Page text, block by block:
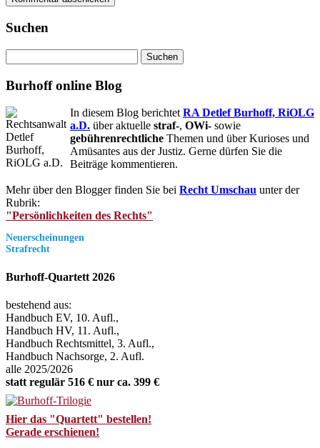
Suchen
nach:
Burhoff online Blog
In diesem Blog berichtet RA Detlef Burhoff, RiOLG
a.D. über aktuelle straf-, OWi- sowie
gebührenrechtliche Themen und über Kurioses und
Amüsantes aus der Justiz. Gerne dürfen Sie die
Beiträge kommentieren.
Mehr über den Blogger finden Sie bei Recht Umschau unter der
Rubrik:
"Persönlichkeiten des Rechts"
Neuerscheinungen
Strafrecht
Burhoff-Quartett 2026
bestehend aus:
Handbuch EV, 10. Aufl.,
Handbuch HV, 11. Aufl.,
Handbuch Rechtsmittel, 3. Aufl.,
Handbuch Nachsorge, 2. Aufl.
alle 2025/2026
statt regulär 516 € nur ca. 399 €
Hier das "Quartett" bestellen!
Gerade erschienen!